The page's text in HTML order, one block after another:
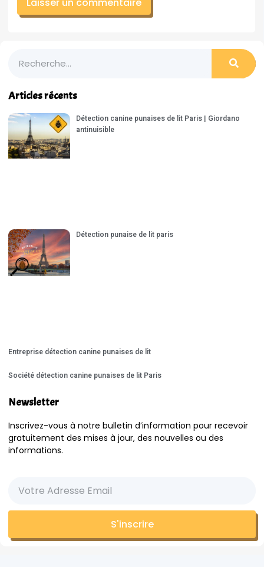
Articles récents
Détection canine punaises de lit Paris | Giordano
antinuisible
Détection punaise de lit paris
Entreprise détection canine punaises de lit
Société détection canine punaises de lit Paris
Newsletter
Inscrivez-vous à notre bulletin d’information pour recevoir
gratuitement des mises à jour, des nouvelles ou des
informations.
S'inscrire